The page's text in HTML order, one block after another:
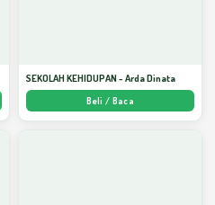
SEKOLAH KEHIDUPAN - Arda Dinata
Beli / Baca